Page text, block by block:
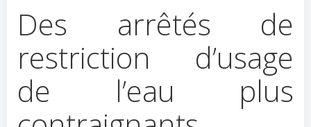
Des arrêtés de
restriction d’usage
de l’eau plus